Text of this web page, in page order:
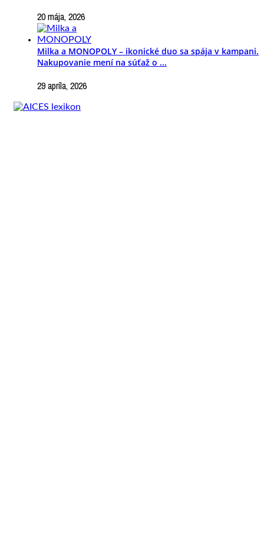
20 mája, 2026
Milka a MONOPOLY – ikonické duo sa spája v kampani.
Nakupovanie mení na súťaž o ...
29 apríla, 2026